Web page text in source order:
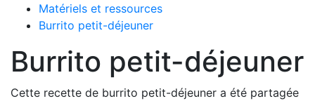
Matériels et ressources
Burrito petit-déjeuner
Burrito petit-déjeuner
Cette recette de burrito petit-déjeuner a été partagée